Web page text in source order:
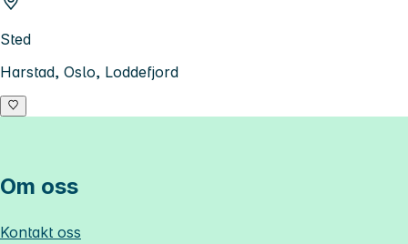
Sted
Harstad, Oslo, Loddefjord
Om oss
Kontakt oss